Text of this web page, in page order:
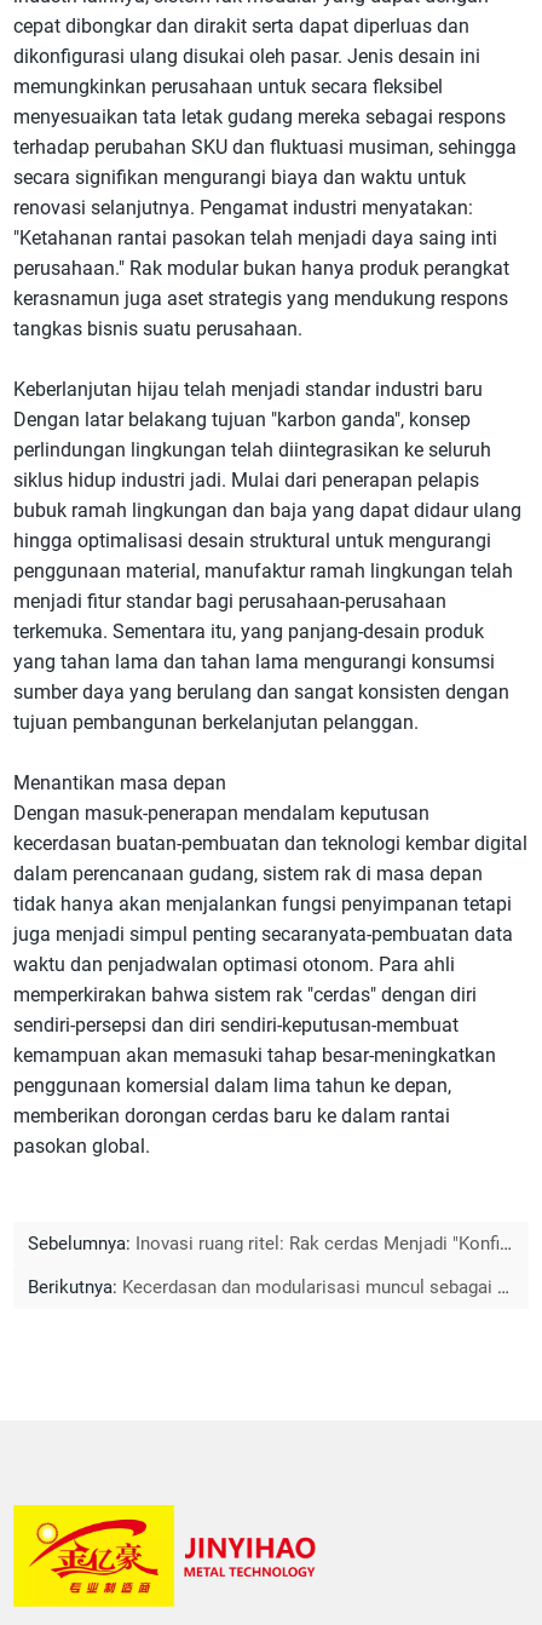
cepat dibongkar dan dirakit serta dapat diperluas dan
dikonfigurasi ulang disukai oleh pasar. Jenis desain ini
memungkinkan perusahaan untuk secara fleksibel
menyesuaikan tata letak gudang mereka sebagai respons
terhadap perubahan SKU dan fluktuasi musiman, sehingga
secara signifikan mengurangi biaya dan waktu untuk
renovasi selanjutnya. Pengamat industri menyatakan:
"Ketahanan rantai pasokan telah menjadi daya saing inti
perusahaan." Rak modular bukan hanya produk perangkat
kerasnamun juga aset strategis yang mendukung respons
tangkas bisnis suatu perusahaan.
Keberlanjutan hijau telah menjadi standar industri baru
Dengan latar belakang tujuan "karbon ganda", konsep
perlindungan lingkungan telah diintegrasikan ke seluruh
siklus hidup industri jadi. Mulai dari penerapan pelapis
bubuk ramah lingkungan dan baja yang dapat didaur ulang
hingga optimalisasi desain struktural untuk mengurangi
penggunaan material, manufaktur ramah lingkungan telah
menjadi fitur standar bagi perusahaan-perusahaan
terkemuka. Sementara itu, yang panjang-desain produk
yang tahan lama dan tahan lama mengurangi konsumsi
sumber daya yang berulang dan sangat konsisten dengan
tujuan pembangunan berkelanjutan pelanggan.
Menantikan masa depan
Dengan masuk-penerapan mendalam keputusan
kecerdasan buatan-pembuatan dan teknologi kembar digital
dalam perencanaan gudang, sistem rak di masa depan
tidak hanya akan menjalankan fungsi penyimpanan tetapi
juga menjadi simpul penting secaranyata-pembuatan data
waktu dan penjadwalan optimasi otonom. Para ahli
memperkirakan bahwa sistem rak "cerdas" dengan diri
sendiri-persepsi dan diri sendiri-keputusan-membuat
kemampuan akan memasuki tahap besar-meningkatkan
penggunaan komersial dalam lima tahun ke depan,
memberikan dorongan cerdas baru ke dalam rantai
pasokan global.
Sebelumnya: Inovasi ruang ritel: Rak cerdas Menjadi "Konfigurasi standar baru" untuk operasional supermarket
Berikutnya: Kecerdasan dan modularisasi muncul sebagai tren baru - inovasi rak toko serba ada membantu meningkatkan pengalaman ritel